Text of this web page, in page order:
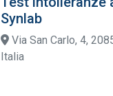
Synlab
Via San Carlo, 4,
Italia